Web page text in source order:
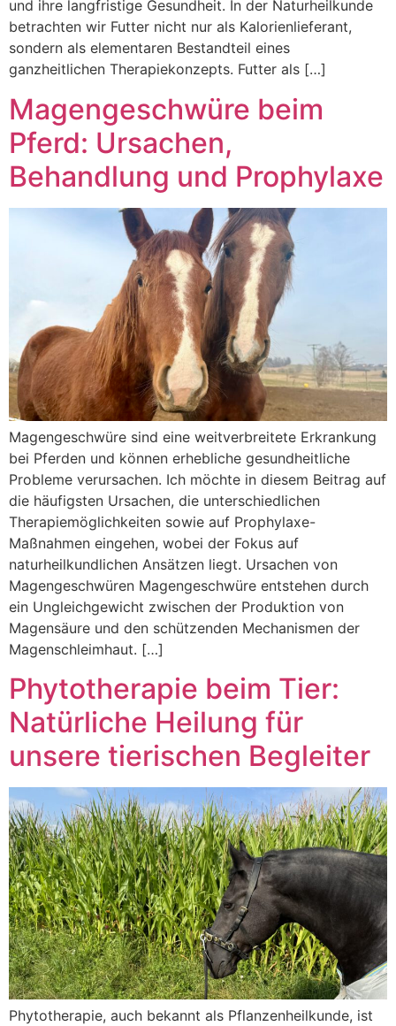
und ihre langfristige Gesundheit. In der Naturheilkunde
betrachten wir Futter nicht nur als Kalorienlieferant,
sondern als elementaren Bestandteil eines
ganzheitlichen Therapiekonzepts. Futter als […]
Magengeschwüre beim
Pferd: Ursachen,
Behandlung und Prophylaxe
Magengeschwüre sind eine weitverbreitete Erkrankung
bei Pferden und können erhebliche gesundheitliche
Probleme verursachen. Ich möchte in diesem Beitrag auf
die häufigsten Ursachen, die unterschiedlichen
Therapiemöglichkeiten sowie auf Prophylaxe-
Maßnahmen eingehen, wobei der Fokus auf
naturheilkundlichen Ansätzen liegt. Ursachen von
Magengeschwüren Magengeschwüre entstehen durch
ein Ungleichgewicht zwischen der Produktion von
Magensäure und den schützenden Mechanismen der
Magenschleimhaut. […]
Phytotherapie beim Tier:
Natürliche Heilung für
unsere tierischen Begleiter
Phytotherapie, auch bekannt als Pflanzenheilkunde, ist